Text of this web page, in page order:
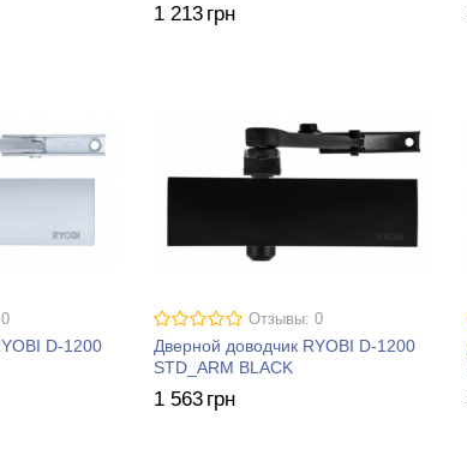
1 213 грн
D-1200
Отзывы: 0
Дверной доводчик RYOBI D-1200
STD_ARM BLACK
1 563 грн